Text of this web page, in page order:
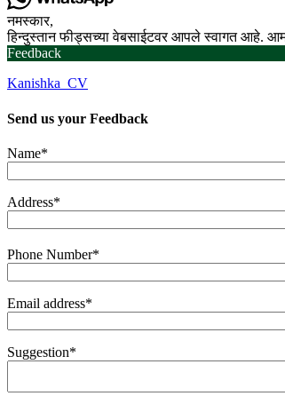
नमस्कार,
हिन्दुस्तान फीड्सच्या वेबसाईटवर आपले स्वागत आहे.
Feedback
Kanishka_CV
Send us your Feedback
Name*
Address*
Phone Number*
Email address*
Suggestion*